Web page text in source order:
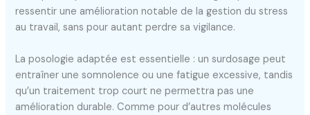
ressentir une amélioration notable de la gestion du stress
au travail, sans pour autant perdre sa vigilance.
La posologie adaptée est essentielle : un surdosage peut
entraîner une somnolence ou une fatigue excessive, tandis
qu’un traitement trop court ne permettra pas une
amélioration durable. Comme pour d’autres molécules